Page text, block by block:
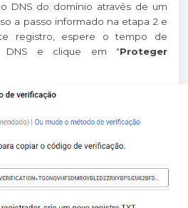
DNS do domínio através de um
a passo informado na etapa 2 e
registro, espere o tempo de
DNS e clique em "Proteger